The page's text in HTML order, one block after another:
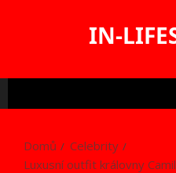
IN-
Domů
Celebrity
Luxusní outfit královny